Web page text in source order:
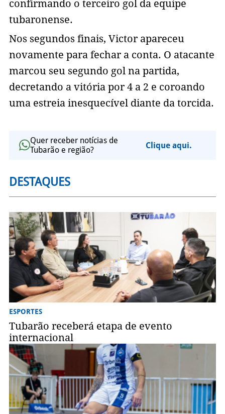
confirmando o terceiro gol da equipe
tubaronense.
Nos segundos finais, Victor apareceu
novamente para fechar a conta. O atacante
marcou seu segundo gol na partida,
decretando a vitória por 4 a 2 e coroando
uma estreia inesquecível diante da torcida.
Quer receber notícias de
Tubarão e região?
Clique aqui.
DESTAQUES
ESPORTES
Tubarão receberá etapa de evento
internacional